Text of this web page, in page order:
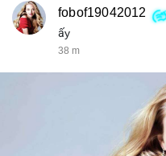
fobof19042012
ấy
38 m